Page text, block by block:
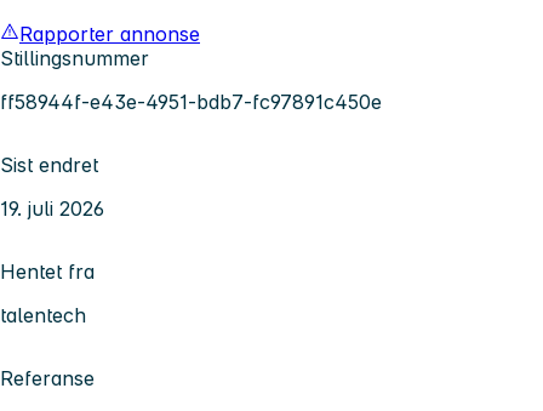
Rapporter annonse
Stillingsnummer
ff58944f-e43e-4951-bdb7-fc97891c450e
Sist endret
19. juli 2026
Hentet fra
talentech
Referanse